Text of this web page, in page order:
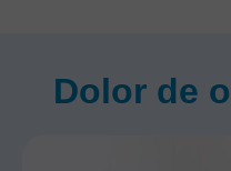
Dolor de